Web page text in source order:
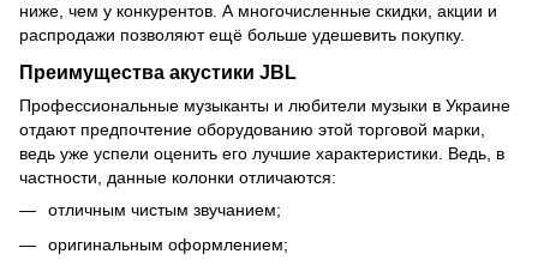
ниже, чем у конкурентов. А многочисленные скидки, акции и
распродажи позволяют ещё больше удешевить покупку.
Преимущества акустики JBL
Профессиональные музыканты и любители музыки в Украине
отдают предпочтение оборудованию этой торговой марки,
ведь уже успели оценить его лучшие характеристики. Ведь, в
частности, данные колонки отличаются:
отличным чистым звучанием;
оригинальным оформлением;